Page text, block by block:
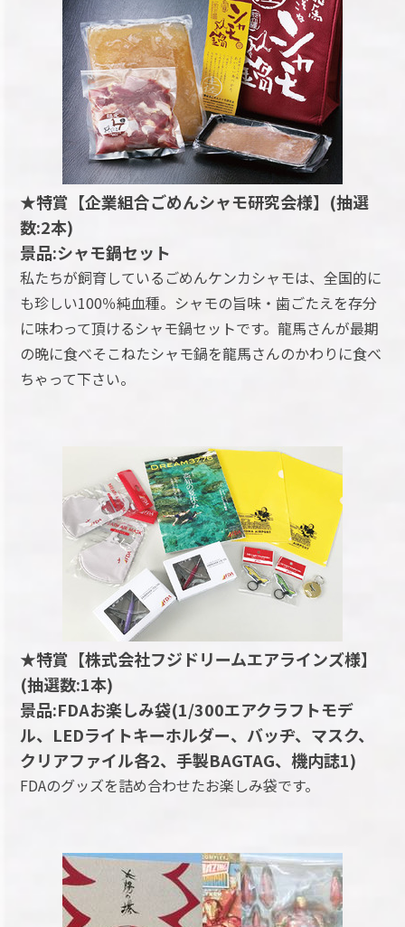
★特賞【企業組合ごめんシャモ研究会様】(抽選
数:2本)
景品:シャモ鍋セット
私たちが飼育しているごめんケンカシャモは、全国的に
も珍しい100％純血種。シャモの旨味・歯ごたえを存分
に味わって頂けるシャモ鍋セットです。龍馬さんが最期
の晩に食べそこねたシャモ鍋を龍馬さんのかわりに食べ
ちゃって下さい。
★特賞【株式会社フジドリームエアラインズ様】
(抽選数:1本)
景品:FDAお楽しみ袋(1/300エアクラフトモデ
ル、LEDライトキーホルダー、バッヂ、マスク、
クリアファイル各2、手製BAGTAG、機内誌1)
FDAのグッズを詰め合わせたお楽しみ袋です。